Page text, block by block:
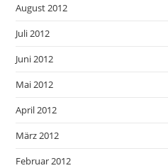
August 2012
Juli 2012
Juni 2012
Mai 2012
April 2012
März 2012
Februar 2012